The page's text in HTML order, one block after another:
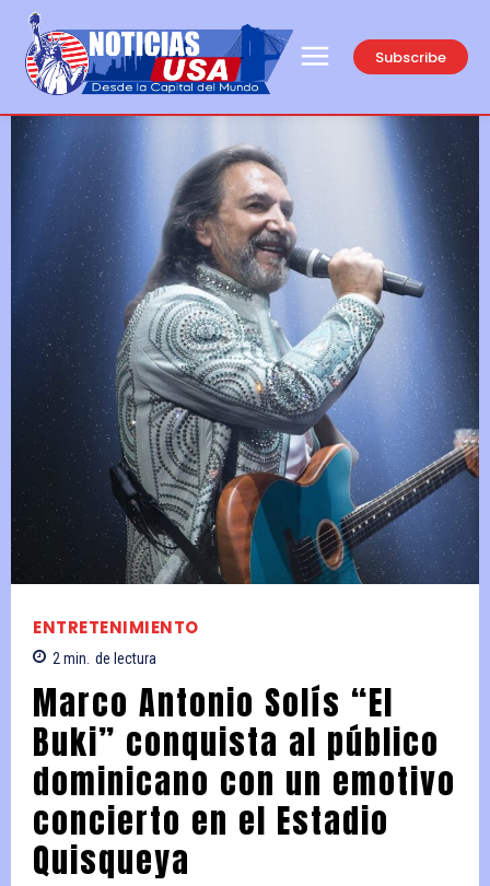
Subscribe
ENTRETENIMIENTO
2 min. de lectura
Marco Antonio Solís “El
Buki” conquista al público
dominicano con un emotivo
concierto en el Estadio
Quisqueya